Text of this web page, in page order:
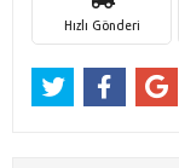
Hızlı Gönderi